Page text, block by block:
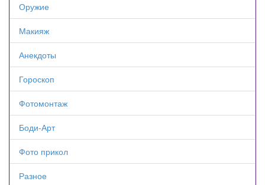
Оружие
Макияж
Анекдоты
Гороскоп
Фотомонтаж
Боди-Арт
Фото прикол
Разное